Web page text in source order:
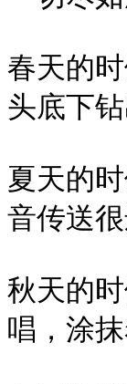
春天的
头底下
夏天的
音传送
秋天的
唱，涂